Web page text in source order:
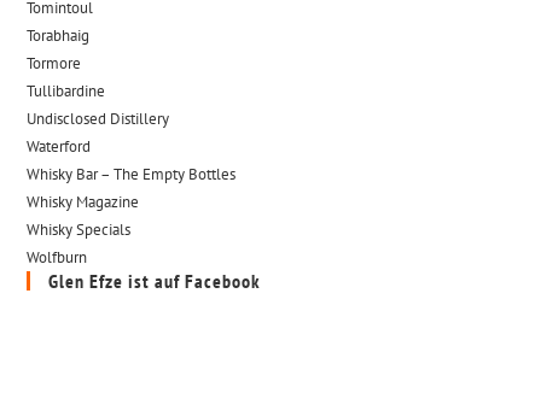
Tomintoul
Torabhaig
Tormore
Tullibardine
Undisclosed Distillery
Waterford
Whisky Bar – The Empty Bottles
Whisky Magazine
Whisky Specials
Wolfburn
Glen Efze ist auf Facebook